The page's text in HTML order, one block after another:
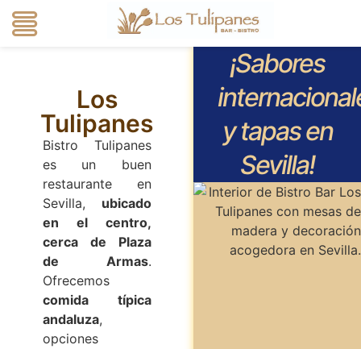
Ir al
Los
Tulipanes
Bistro Tulipanes
es un buen
restaurante en
Sevilla, ubicado
en el centro,
cerca de Plaza
de Armas.
Ofrecemos
comida típica
andaluza,
opciones
¡Sabores
y tapas en
Sevilla!